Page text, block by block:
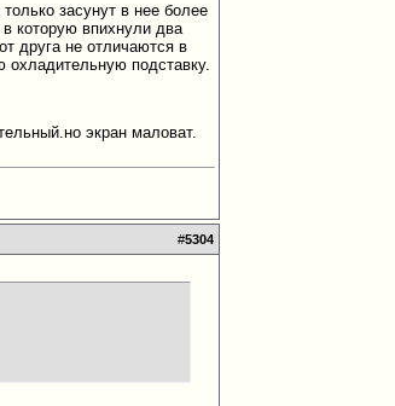
засунут в нее более
которую впихнули два
друга не отличаются в
охладительную подставку.
экран маловат.
#5304